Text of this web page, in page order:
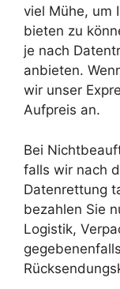
viel Mühe, um
bieten zu
je nach
anbieten.
wir unser
Aufpreis an.
Bei
falls wir nach
Datenrettung
bezahlen Sie
Logistik,